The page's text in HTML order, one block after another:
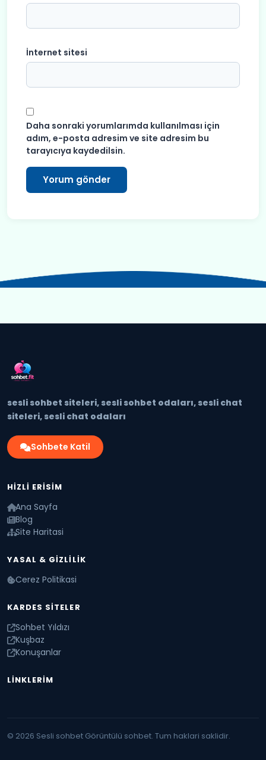
İnternet sitesi
Daha sonraki yorumlarımda kullanılması için
adım, e-posta adresim ve site adresim bu
tarayıcıya kaydedilsin.
sesli sohbet siteleri, sesli sohbet odaları, sesli chat
siteleri, sesli chat odaları
Sohbete Katil
HIZLI ERISIM
Ana Sayfa
Blog
Site Haritasi
YASAL & GIZLILIK
Cerez Politikasi
KARDES SITELER
Sohbet Yıldızı
Kuşbaz
Konuşanlar
LINKLERIM
© 2026 Sesli sohbet Görüntülü sohbet. Tum haklari saklidir.